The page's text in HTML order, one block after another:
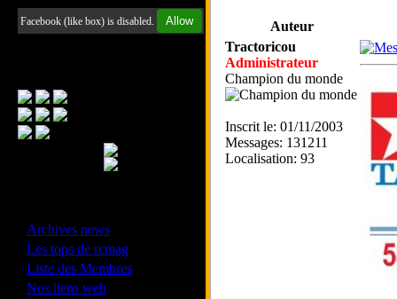
Facebook (like box) is disabled. Allow
Archives news
Les tops de rcmag
Liste des Membres
Nos liens web
Auteur
Tractoricou
Administrateur
Champion du monde
Inscrit le: 01/11/2003
Messages: 131211
Localisation: 93